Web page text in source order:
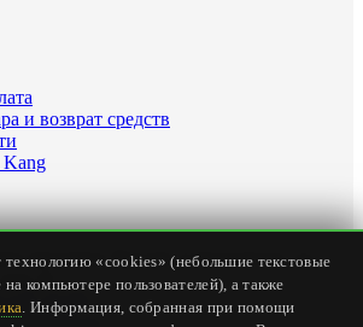
и возврат средств
магазина: Россия, Севастополь, ул.
23
147-24-00
технологию «cookies» (небольшие текстовые
компьютере пользователей), а также
. Информация, собранная при помощи